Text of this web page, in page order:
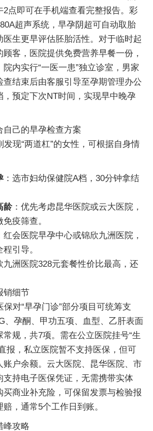
2点即可在手机端查看完整报告。彩
超声系统，早孕阴超可自动取胎
医生更早评估胚胎活性。对于临时起
客，医院提供免费营养早餐一份，
内实行“一医一患”独立诊室，男家
查结束后由客服引导至孕期管理办公
，预定下次NT时间，实现早中晚孕
自己的早孕检查方案
发现“两道杠”的女性，可根据自身情
：选市妇幼保健院A档，30分钟拿结
龄：优先考虑昆华医院或云大医院，
疫筛查。
红会医院早孕中心或锦欣九洲医院，
引导。
九洲医院328元套餐性价比最高，还
销细节
保对“早孕门诊”部分项目可统筹支
、孕酮、甲功五项、血型、乙肝表面
规，共7项。需在公立医院挂号“生
报，私立医院暂不支持医保，但可
账户余额。云大医院、昆华医院、市
支持电子医保凭证，无需携带实体
买商业补充险，可保留发票与检验报
，通常5个工作日到账。
峰攻略